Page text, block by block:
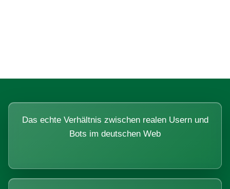
Das echte Verhältnis zwischen realen Usern und
Bots im deutschen Web